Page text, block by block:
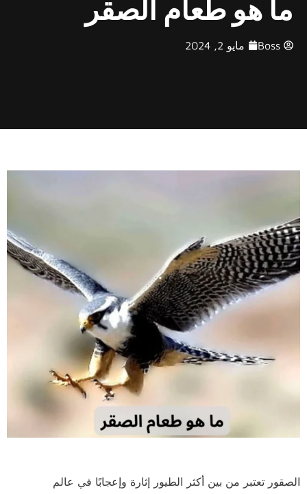
ما هو طعام الصقر
Boss مايو 2, 2024
الصقور تعتبر من بين أكثر الطيور إثارة وإعجابًا في عالم